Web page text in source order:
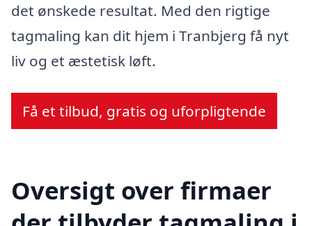
det ønskede resultat. Med den rigtige
tagmaling kan dit hjem i Tranbjerg få nyt
liv og et æstetisk løft.
Få et tilbud, gratis og uforpligtende
Oversigt over firmaer